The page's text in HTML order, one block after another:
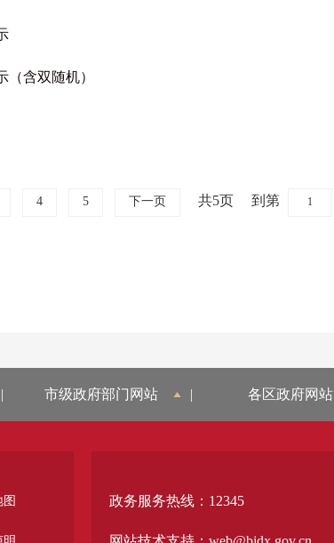
含双随机）
4 5 下一页 共5页 到第
| 市级政府部门网站 | 各区政府网站
政务服务热线：12345